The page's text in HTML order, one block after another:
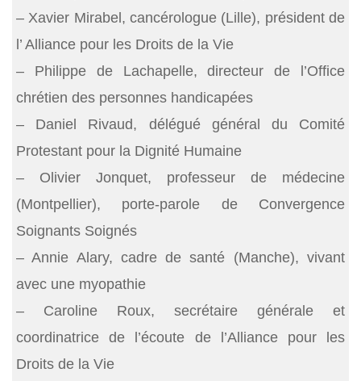
– Xavier Mirabel, cancérologue (Lille), président de
l’ Alliance pour les Droits de la Vie
– Philippe de Lachapelle, directeur de l’Office
chrétien des personnes handicapées
– Daniel Rivaud, délégué général du Comité
Protestant pour la Dignité Humaine
– Olivier Jonquet, professeur de médecine
(Montpellier), porte-parole de Convergence
Soignants Soignés
– Annie Alary, cadre de santé (Manche), vivant
avec une myopathie
– Caroline Roux, secrétaire générale et
coordinatrice de l’écoute de l’Alliance pour les
Droits de la Vie